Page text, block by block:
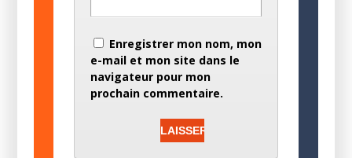
Enregistrer mon nom, mon
e-mail et mon site dans le
navigateur pour mon
prochain commentaire.